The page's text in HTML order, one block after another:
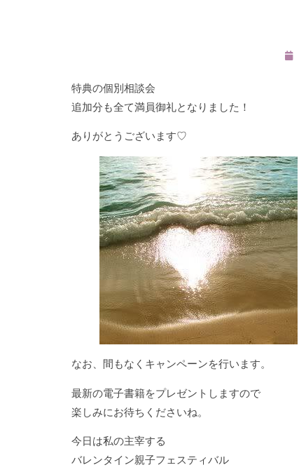
特典の個別相談会
追加分も全て満員御礼となりました！
ありがとうございます♡
なお、間もなくキャンペーンを行います。
最新の電子書籍をプレゼントしますので
楽しみにお待ちくださいね。
今日は私の主宰する
バレンタイン親子フェスティバル